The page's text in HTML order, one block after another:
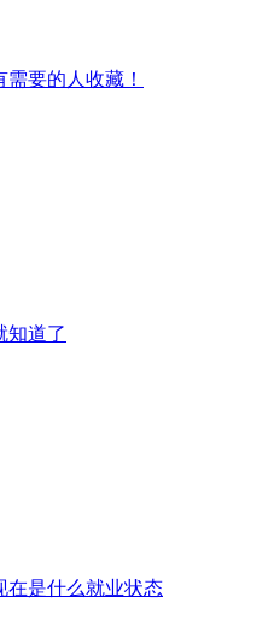
要的人收藏！
知道了
在是什么就业状态